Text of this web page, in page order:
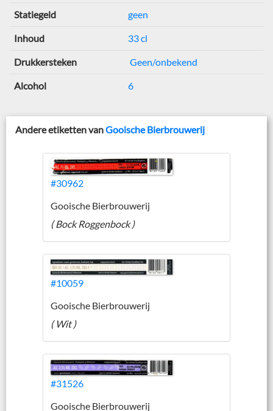
Statiegeld geen
Inhoud 33 cl
Drukkersteken Geen/onbekend
Alcohol 6
Andere etiketten vanGooische Bierbrouwerij
#30962
Gooische Bierbrouwerij
( Bock Roggenbock )
#10059
Gooische Bierbrouwerij
( Wit )
#31526
Gooische Bierbrouwerij